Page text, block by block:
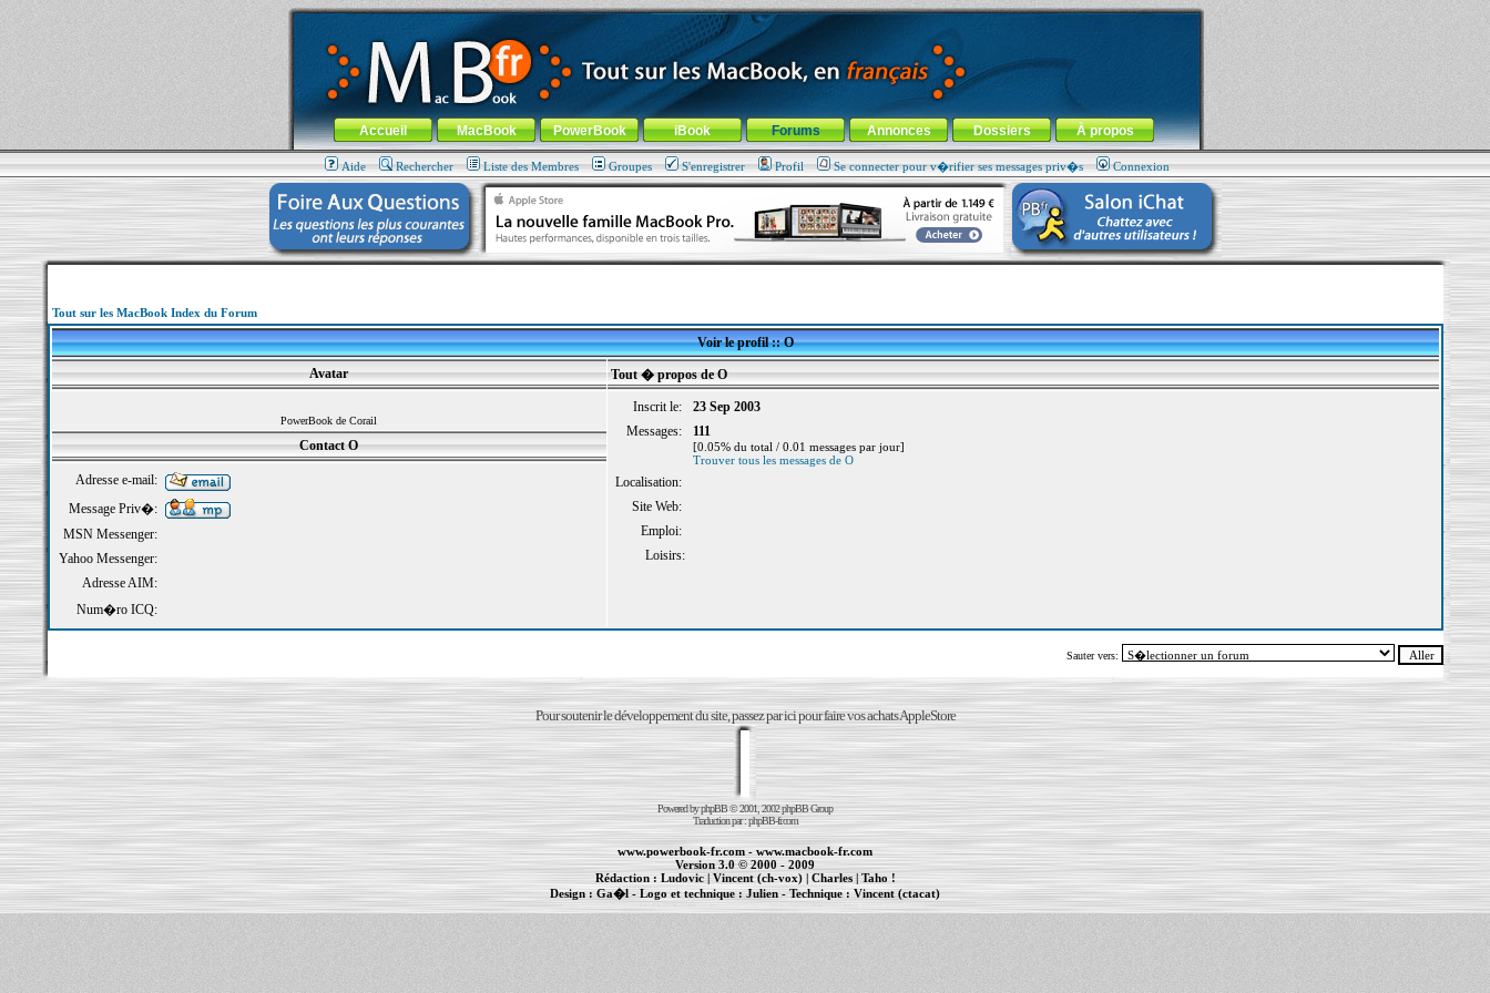
MacBook-fr.com : 100% Apple... 100% nomade !
Aller au contenu-Aller au menu général-Aller au menu de la rubrique
Menu général
Accueil MacBook PowerBook iBook Forums Annonces Dossiers À propos
Aide Rechercher Liste des Membres Groupes S'enregistrer Profil Se connecter pour v�rifier ses messages priv�s Connexion
Tout sur les MacBook Index du Forum
Voir le profil :: O
Avatar
Tout � propos de O
PowerBook de Corail
Inscrit le:
23 Sep 2003
Messages:
111
[0.05% du total / 0.01 messages par jour]
Trouver tous les messages de O
Localisation:
Site Web:
Emploi:
Loisirs:
Contact O
Adresse e-mail:
Message Priv�:
MSN Messenger:
Yahoo Messenger:
Adresse AIM:
Num�ro ICQ:
Sauter vers:
Pour soutenir le développement du site, passez par ici pour faire vos achats AppleStore
Powered byphpBB© 2001, 2002 phpBB Group
Traduction par :phpBB-fr.com
www.powerbook-fr.com - www.macbook-fr.com
Version 3.0 © 2000 - 2009
Rédaction : Ludovic|Vincent (ch-vox)| Charles|Taho !
Design :Ga�l- Logo et technique :Julien - Technique : Vincent (ctacat)
| cr�ation de sites Internet